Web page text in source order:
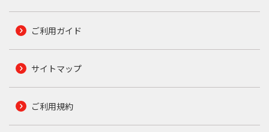
ご利用ガイド
サイトマップ
ご利用規約